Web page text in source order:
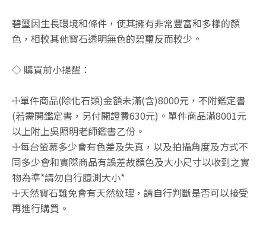
碧璽因生長環境和條件，使其擁有非常豐富和多樣的顏
色，相較其他寶石透明無色的碧璽反而較少。
◇ 購買前小提醒：
☩單件商品(除化石類)金額未滿(含)8000元，不附鑑定書
(若需開鑑定書，另付開證費630元)。單件商品滿8001元
以上附上吳照明老師鑑書乙份。
☩每台螢幕多少會有色差及失真，以及拍攝角度及方式不
同多少會和實際商品有誤差故顏色及大小尺寸以收到之實
物為準*請勿自行臆測大小*
☩天然寶石難免會有天然紋理，請自行判斷是否可以接受
再進行購買。